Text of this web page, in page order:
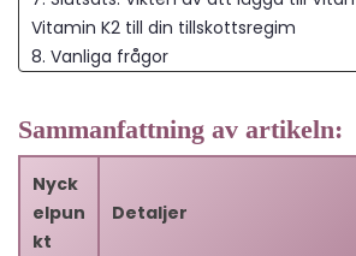
Vitamin K2 till din tillskottsregim
8. Vanliga frågor
8.2. 2. Vad är Vitamin K2?
8.3. 3. Hur fungerar Vitamin D3 och
8.4. 4. Vad är de bästa kostkällorna
8.5. 5. Vad är de bästa kostkällorna
8.6. 6. Kan Vitamin D3 och K2
Sammanfattning av artikeln:
Nyck
elpun
kt
Detaljer